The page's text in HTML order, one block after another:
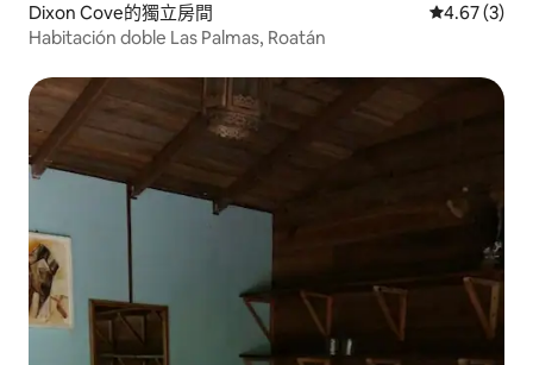
Dixon Cove的獨立房間 從 3 則評價
4.67 (3)
Habitación doble Las Palmas, Roatán